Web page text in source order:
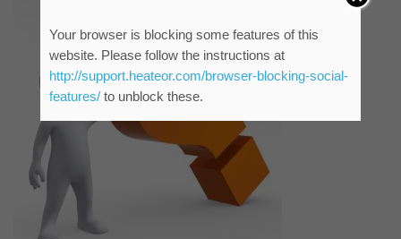
Your browser is blocking some features of this
website. Please follow the instructions at
http://support.heateor.com/browser-blocking-social-
features/to unblock these.